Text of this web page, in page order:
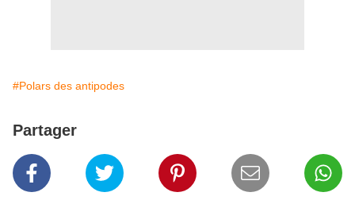
#Polars des antipodes
Partager